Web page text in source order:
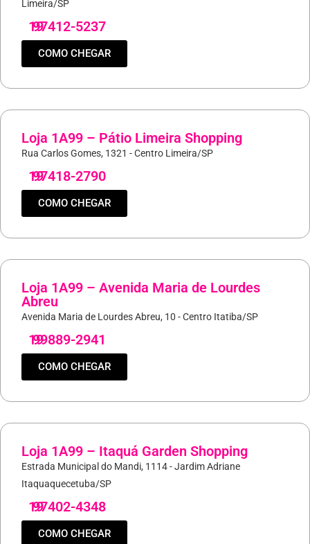
Limeira/SP
19
97412-5237
COMO CHEGAR
Loja 1A99 – Pátio Limeira Shopping
Rua Carlos Gomes, 1321 - Centro Limeira/SP
19
97418-2790
COMO CHEGAR
Loja 1A99 – Avenida Maria de Lourdes
Abreu
Avenida Maria de Lourdes Abreu, 10 - Centro Itatiba/SP
19
99889-2941
COMO CHEGAR
Loja 1A99 – Itaquá Garden Shopping
Estrada Municipal do Mandi, 1114 - Jardim Adriane
Itaquaquecetuba/SP
19
97402-4348
COMO CHEGAR